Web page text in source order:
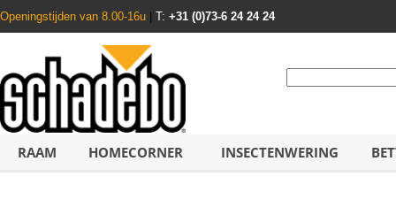
Openingstijden van 8.00-16u T: +31 (0)73-6 24 24 24
RAAM HOMECORNER INSECTENWERING